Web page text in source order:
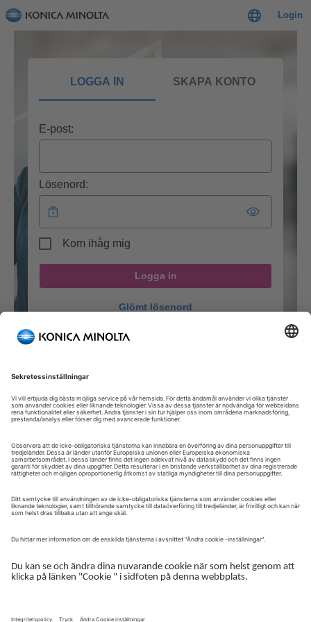
Login
LOGGA IN SKAPA KONTO
E-post:
Lösenord:
Kom ihåg mig
Logga in
Glömt lösenord
Välkommen till vår kundportal – din serviceplattform och
centrala gateway för att hantera dina Konica Minolta-lösningar.
enheter, support och de viktigaste uppgifterna i din dagliga
verksamhet.
Konica Minolta enkelt, effektivt och transparent – ​​oavsett om du
arbetar med service, administration eller drift.
Logga in för att komma igång.